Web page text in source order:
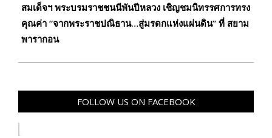
สมเด็จฯ พระบรมราชชนนีพันปีหลวง เชิญชมนิทรรศการทรง
คุณค่า “จากพระราชปณิธาน…สู่มรดกแห่งแผ่นดิน” ที่ สยาม
พารากอน
FOLLOW US ON FACEBOOK